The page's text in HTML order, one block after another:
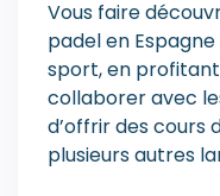
Vous faire
padel en
sport, en
collaborer avec
d’offrir des cours
plusieurs autres